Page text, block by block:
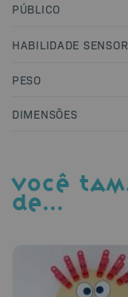
PÚBLICO
HABILIDADE
PESO
DIMENSÕES
VOCÊ
DE…